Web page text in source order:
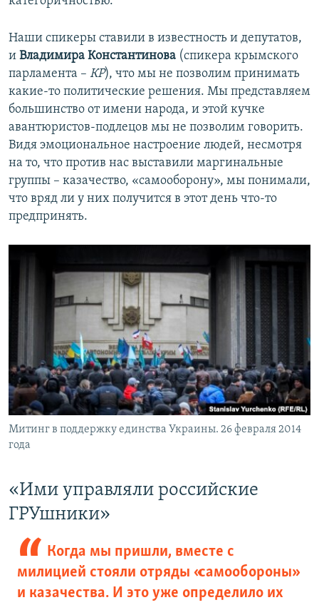
Наши спикеры ставили в известность и депутатов,
и Владимира Константинова (спикера крымского
парламента – КР), что мы не позволим принимать
какие-то политические решения. Мы представляем
большинство от имени народа, и этой кучке
авантюристов-подлецов мы не позволим говорить.
Видя эмоциональное настроение людей, несмотря
на то, что против нас выставили маргинальные
группы – казачество, «самооборону», мы понимали,
что вряд ли у них получится в этот день что-то
предпринять.
Митинг в поддержку единства Украины. 26 февраля 2014
года
«Ими управляли российские
ГРУшники»
Когда мы пришли, вместе с
милицией стояли отряды «самообороны»
и казачества. И это уже определило их